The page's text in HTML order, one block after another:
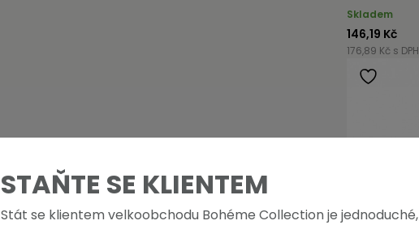
Skladem
146,19 Kč
176,89 Kč s DPH
STAŇTE SE KLIENTEM
Stát se klientem velkoobchodu Bohéme Collection je jednoduché,